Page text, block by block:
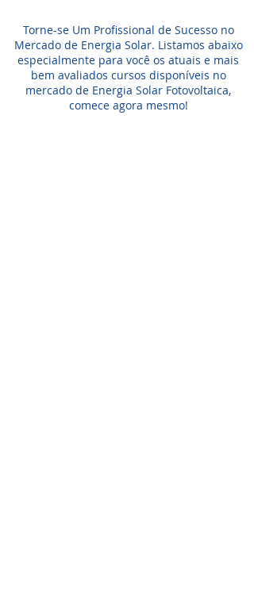
Torne-se Um Profissional de Sucesso no
Mercado de Energia Solar. Listamos abaixo
especialmente para você os atuais e mais
bem avaliados cursos disponíveis no
mercado de Energia Solar Fotovoltaica,
comece agora mesmo!